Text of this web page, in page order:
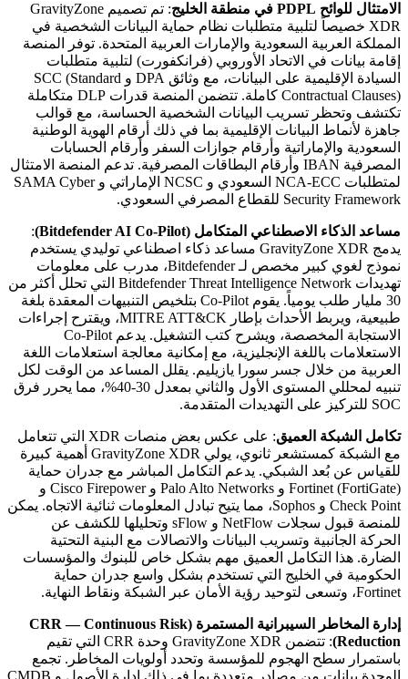
الامتثال للوائح PDPL في منطقة الخليج
: تم تصميم GravityZone
XDR خصيصاً لتلبية متطلبات نظام حماية البيانات الشخصية في
المملكة العربية السعودية والإمارات العربية المتحدة. توفر المنصة
إقامة بيانات في الاتحاد الأوروبي (فرانكفورت) لتلبية متطلبات
السيادة الإقليمية على البيانات، مع وثائق DPA و SCC (Standard
Contractual Clauses) كاملة. تتضمن المنصة قدرات DLP متكاملة
تكتشف وتحظر تسريب البيانات الشخصية الحساسة، مع قوالب
جاهزة لأنماط البيانات الإقليمية بما في ذلك أرقام الهوية الوطنية
السعودية والإماراتية وأرقام جوازات السفر وأرقام الحسابات
المصرفية IBAN وأرقام البطاقات المصرفية. تدعم المنصة الامتثال
لمتطلبات NCA-ECC السعودي و NCSC الإماراتي و SAMA Cyber
Security Framework للقطاع المصرفي السعودي.
مساعد الذكاء الاصطناعي المتكامل (Bitdefender AI Co-Pilot)
:
يدمج GravityZone XDR مساعد ذكاء اصطناعي توليدي يستخدم
نموذج لغوي كبير مخصص لـ Bitdefender، مدرب على معلومات
تهديدات Bitdefender Threat Intelligence Network التي تحلل أكثر من
30 مليار طلب يومياً. يقوم Co-Pilot بتلخيص التنبيهات المعقدة بلغة
طبيعية، ويربط الأحداث بإطار MITRE ATT&CK، ويقترح إجراءات
الاستجابة المخصصة، ويشرح كتب التشغيل. يدعم Co-Pilot
الاستعلامات باللغة الإنجليزية، مع إمكانية معالجة استعلامات اللغة
العربية من خلال جسر سورا يازيليم. يقلل المساعد من الوقت لكل
تنبيه لمحللي المستوى الأول والثاني بمعدل 30-40%، مما يحرر فرق
SOC للتركيز على التهديدات المتقدمة.
تكامل الشبكة العميق
: على عكس بعض منصات XDR التي تتعامل
مع الشبكة كمستشعر ثانوي، يولي GravityZone XDR أهمية كبيرة
للقياس عن بُعد الشبكي. يدعم التكامل المباشر مع جدران حماية
Fortinet (FortiGate) و Palo Alto Networks و Cisco Firepower و
Check Point و Sophos، مما يتيح تبادل المعلومات ثنائية الاتجاه. يمكن
للمنصة قبول سجلات NetFlow و sFlow وتحليلها للكشف عن
الحركة الجانبية وتسريب البيانات والاتصالات مع البنية التحتية
الضارة. هذا التكامل العميق مهم بشكل خاص للبنوك والمؤسسات
الحكومية في الخليج التي تستخدم بشكل واسع جدران حماية
Fortinet، وتسعى لتوحيد رؤية الأمان عبر الشبكة ونقاط النهاية.
إدارة المخاطر السيبرانية المستمرة (CRR — Continuous Risk
Reduction)
: تتضمن GravityZone XDR وحدة CRR التي تقيم
باستمرار سطح الهجوم للمؤسسة وتحدد أولويات المخاطر. تجمع